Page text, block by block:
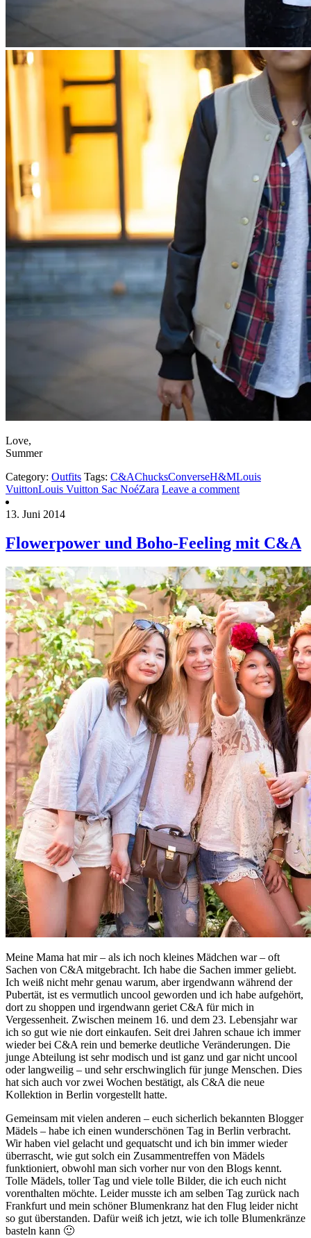
Love,
Summer
Category: Outfits Tags: C&AChucksConverseH&MLouis
VuittonLouis Vuitton Sac NoéZara Leave a comment
13. Juni 2014
Flowerpower und Boho-Feeling mit C&A
Meine Mama hat mir – als ich noch kleines Mädchen war – oft
Sachen von C&A mitgebracht. Ich habe die Sachen immer geliebt.
Ich weiß nicht mehr genau warum, aber irgendwann während der
Pubertät, ist es vermutlich uncool geworden und ich habe aufgehört,
dort zu shoppen und irgendwann geriet C&A für mich in
Vergessenheit. Zwischen meinem 16. und dem 23. Lebensjahr war
ich so gut wie nie dort einkaufen. Seit drei Jahren schaue ich immer
wieder bei C&A rein und bemerke deutliche Veränderungen. Die
junge Abteilung ist sehr modisch und ist ganz und gar nicht uncool
oder langweilig – und sehr erschwinglich für junge Menschen. Dies
hat sich auch vor zwei Wochen bestätigt, als C&A die neue
Kollektion in Berlin vorgestellt hatte.
Gemeinsam mit vielen anderen – euch sicherlich bekannten Blogger
Mädels – habe ich einen wunderschönen Tag in Berlin verbracht.
Wir haben viel gelacht und gequatscht und ich bin immer wieder
überrascht, wie gut solch ein Zusammentreffen von Mädels
funktioniert, obwohl man sich vorher nur von den Blogs kennt.
Tolle Mädels, toller Tag und viele tolle Bilder, die ich euch nicht
vorenthalten möchte. Leider musste ich am selben Tag zurück nach
Frankfurt und mein schöner Blumenkranz hat den Flug leider nicht
so gut überstanden. Dafür weiß ich jetzt, wie ich tolle Blumenkränze
basteln kann 🙂